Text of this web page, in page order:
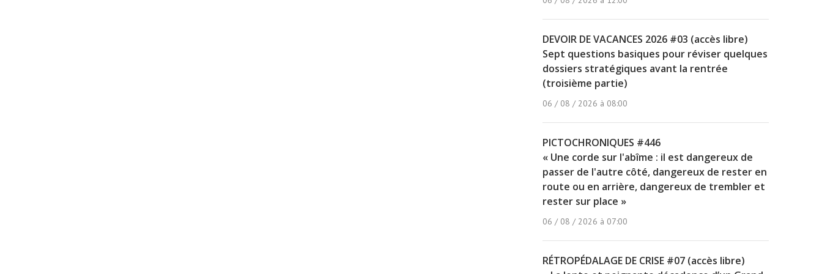
DEVOIR DE VACANCES 2026 #03 (accès libre)
Sept questions basiques pour réviser quelques
dossiers stratégiques avant la rentrée
(troisième partie)
06 / 08 / 2026 à 08:00
PICTOCHRONIQUES #446
« Une corde sur l'abîme : il est dangereux de
passer de l'autre côté, dangereux de rester en
route ou en arrière, dangereux de trembler et
rester sur place »
06 / 08 / 2026 à 07:00
RÉTROPÉDALAGE DE CRISE #07 (accès libre)